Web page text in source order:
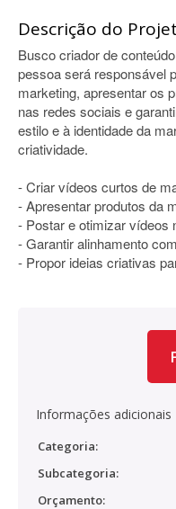
Descrição do
Busco criador de
pessoa será responsável
marketing, apresentar os
nas redes sociais e
estilo e à identidade da
criatividade.
- Criar vídeos curtos de
- Apresentar produtos da
- Postar e otimizar vídeos
- Garantir alinhamento
- Propor ideias criativas
Informações adicionais
Categoria:
Subcategoria:
Orçamento: